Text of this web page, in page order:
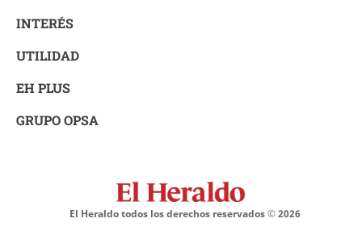
INTERÉS
UTILIDAD
EH PLUS
GRUPO OPSA
El Heraldo todos los derechos reservados ©2026